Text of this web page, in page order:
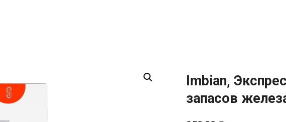
Imbian,
запасов